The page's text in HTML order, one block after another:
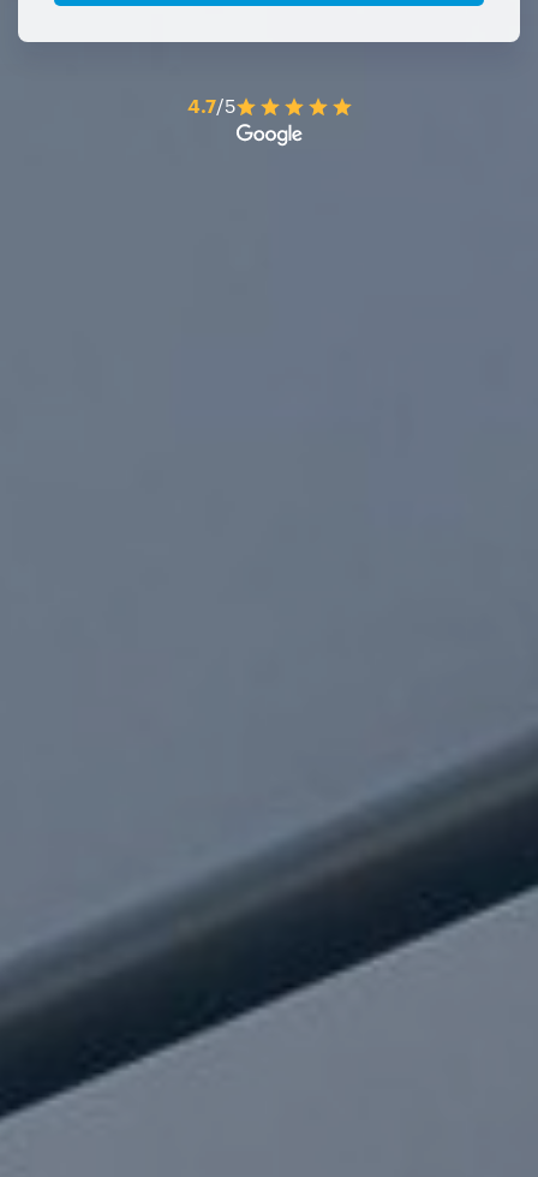
4.7/5